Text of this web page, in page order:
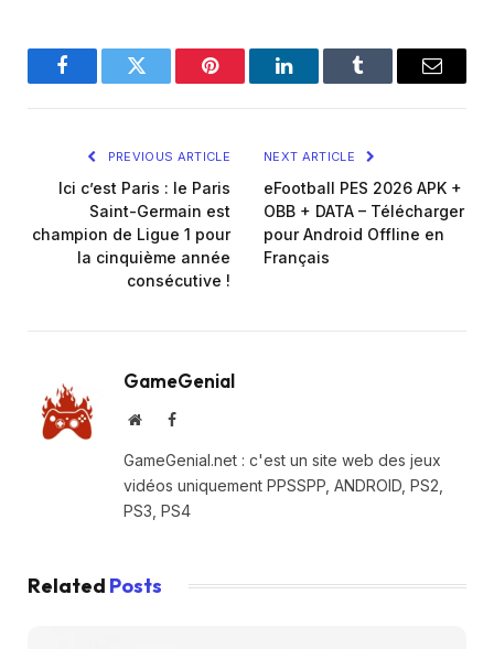
FacebookTwitter Pinterest LinkedInTumblr Email
PREVIOUS ARTICLE
Ici c’est Paris : le Paris
Saint-Germain est
champion de Ligue 1 pour
la cinquième année
consécutive !
NEXT ARTICLE
eFootball PES 2026 APK +
OBB + DATA – Télécharger
pour Android Offline en
Français
GameGenial
WebsiteFacebook
GameGenial.net : c'est un site web des jeux
vidéos uniquement PPSSPP, ANDROID, PS2,
PS3, PS4
Related Posts